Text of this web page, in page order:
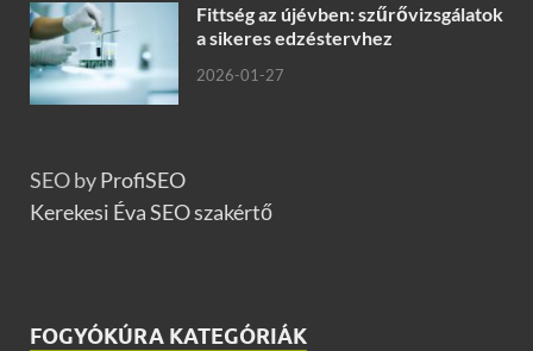
Fittség az újévben: szűrővizsgálatok
a sikeres edzéstervhez
2026-01-27
SEO byProfiSEO
Kerekesi Éva SEO szakértő
FOGYÓKÚRA KATEGÓRIÁK